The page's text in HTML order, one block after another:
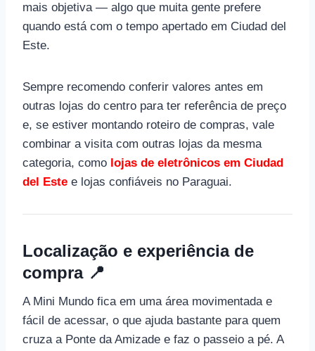
mais objetiva — algo que muita gente prefere
quando está com o tempo apertado em Ciudad del
Este.
Sempre recomendo conferir valores antes em
outras lojas do centro para ter referência de preço
e, se estiver montando roteiro de compras, vale
combinar a visita com outras lojas da mesma
categoria, como lojas de eletrônicos em Ciudad
del Este e lojas confiáveis no Paraguai.
Localização e experiência de
compra 📍
A Mini Mundo fica em uma área movimentada e
fácil de acessar, o que ajuda bastante para quem
cruza a Ponte da Amizade e faz o passeio a pé. A